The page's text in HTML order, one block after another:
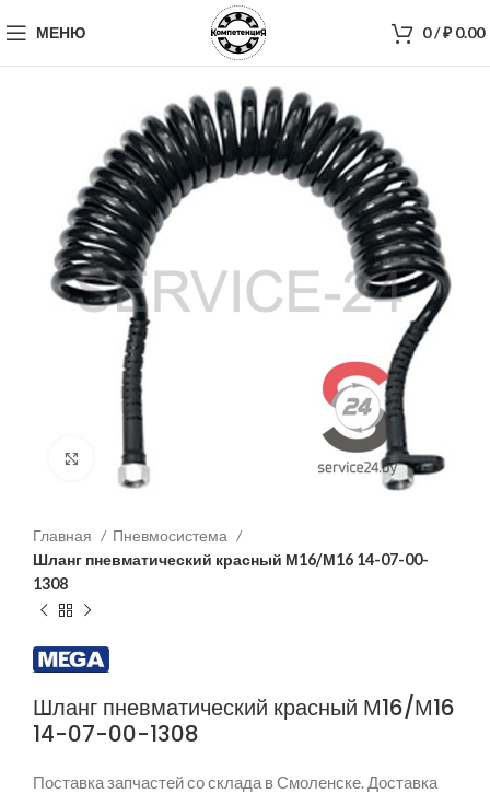
МЕНЮ 0/₽0.00
Нажмите, чтобы увеличить
Главная
Пневмосистема
Шланг пневматический красный М16/М16 14-07-00-
1308
Шланг пневматический красный М16/М16
14-07-00-1308
Поставка запчастей со склада в Смоленске. Доставка